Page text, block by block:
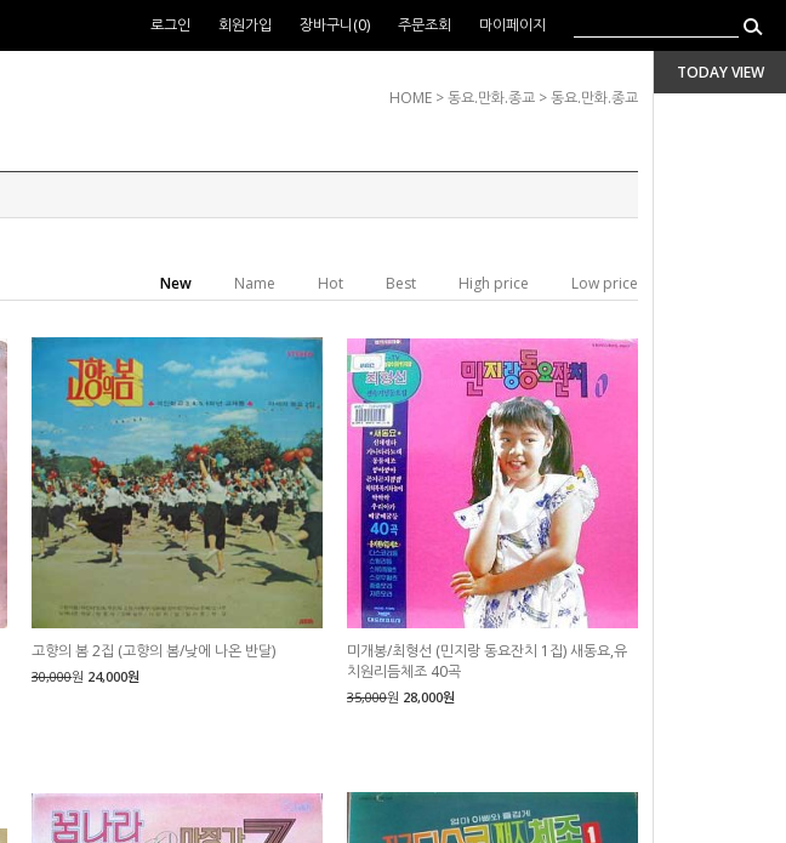
TODAY VIEW
로그인 회원가입 장바구니(0) 주문조회 마이페이지
HOME >동요.만화.종교 >동요.만화.종교
New Name Hot Best High price Low price
고향의 봄 2집 (고향의 봄/낮에 나온 반달)
30,000원 24,000원
미개봉/최형선 (민지랑 동요잔치 1집) 새동요,유
치원리듬체조 40곡
35,000원 28,000원